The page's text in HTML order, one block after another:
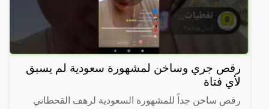
رقص جري وساخن لمشهورة سعودية لم يسبق
لأي فتاة
رقص ساخن جداً للمشهورة السعودية لرهف القحطاني